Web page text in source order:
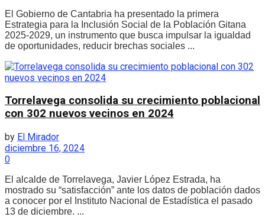
El Gobierno de Cantabria ha presentado la primera
Estrategia para la Inclusión Social de la Población Gitana
2025-2029, un instrumento que busca impulsar la igualdad
de oportunidades, reducir brechas sociales ...
Torrelavega consolida su crecimiento poblacional
con 302 nuevos vecinos en 2024
by El Mirador
diciembre 16, 2024
0
El alcalde de Torrelavega, Javier López Estrada, ha
mostrado su “satisfacción” ante los datos de población dados
a conocer por el Instituto Nacional de Estadística el pasado
13 de diciembre. ...